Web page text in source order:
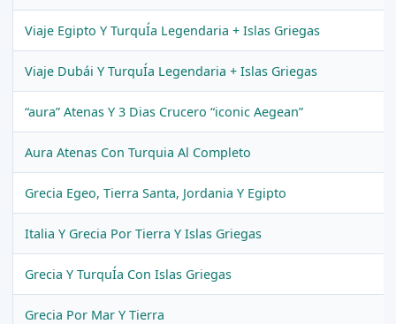
Viaje Egipto Y TurquÍa Legendaria + Islas Griegas
Viaje Dubái Y TurquÍa Legendaria + Islas Griegas
“aura” Atenas Y 3 Dias Crucero “iconic Aegean”
Aura Atenas Con Turquia Al Completo
Grecia Egeo, Tierra Santa, Jordania Y Egipto
Italia Y Grecia Por Tierra Y Islas Griegas
Grecia Y TurquÍa Con Islas Griegas
Grecia Por Mar Y Tierra